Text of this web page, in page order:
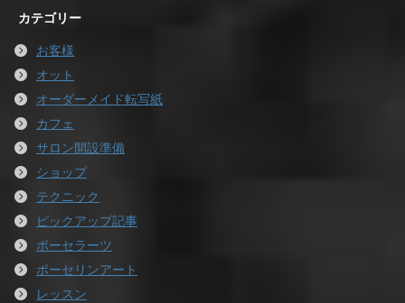
カテゴリー
お客様
オット
オーダーメイド転写紙
カフェ
サロン開設準備
ショップ
テクニック
ピックアップ記事
ポーセラーツ
ポーセリンアート
レッスン